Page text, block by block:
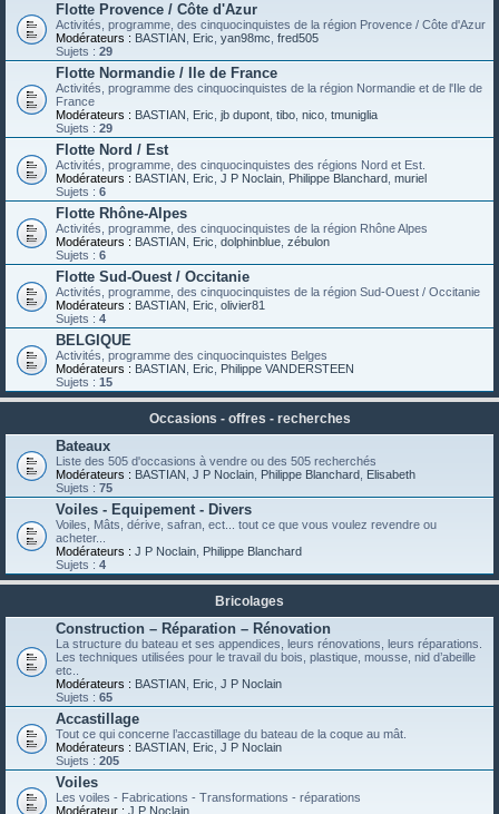
Flotte Provence / Côte d'Azur
Activités, programme, des cinquocinquistes de la région Provence / Côte d'Azur
Modérateurs : BASTIAN Eric yan98mc fred505
Sujets : 29
Flotte Normandie / Ile de France
Activités, programme des cinquocinquistes de la région Normandie et de l'Ile de
France
Modérateurs : BASTIAN Eric jb dupont tibo nico tmuniglia
Sujets : 29
Flotte Nord / Est
Activités, programme, des cinquocinquistes des régions Nord et Est.
Modérateurs : BASTIAN Eric J P Noclain Philippe Blanchard muriel
Sujets : 6
Flotte Rhône-Alpes
Activités, programme, des cinquocinquistes de la région Rhône Alpes
Modérateurs : BASTIAN Eric dolphinblue zébulon
Sujets : 6
Flotte Sud-Ouest / Occitanie
Activités, programme, des cinquocinquistes de la région Sud-Ouest / Occitanie
Modérateurs : BASTIAN Eric olivier81
Sujets : 4
BELGIQUE
Activités, programme des cinquocinquistes Belges
Modérateurs : BASTIAN Eric
Philippe VANDERSTEEN
Sujets : 15
Occasions - offres - recherches
Bateaux
Liste des 505 d'occasions à vendre ou des 505 recherchés
Modérateurs : BASTIAN J P Noclain Philippe Blanchard Elisabeth
Sujets : 75
Voiles - Equipement - Divers
Voiles, Mâts, dérive, safran, ect... tout ce que vous voulez revendre ou
acheter...
Modérateurs : J P Noclain Philippe Blanchard
Sujets : 4
Bricolages
Construction – Réparation – Rénovation
La structure du bateau et ses appendices, leurs rénovations, leurs réparations.
Les techniques utilisées pour le travail du bois, plastique, mousse, nid d’abeille
etc..
Modérateurs : BASTIAN Eric J P Noclain
Sujets : 65
Accastillage
Tout ce qui concerne l’accastillage du bateau de la coque au mât.
Modérateurs : BASTIAN Eric J P Noclain
Sujets : 205
Voiles
Les voiles - Fabrications - Transformations - réparations
Modérateur : J P Noclain